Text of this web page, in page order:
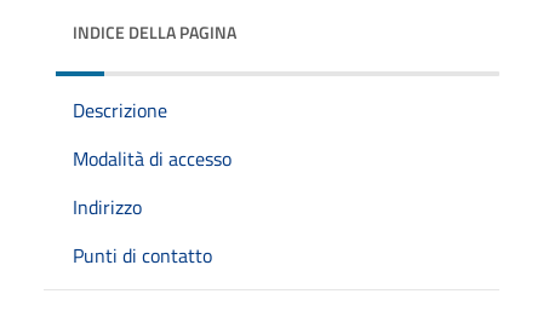
INDICE DELLA PAGINA
Descrizione
Modalità di accesso
Indirizzo
Punti di contatto